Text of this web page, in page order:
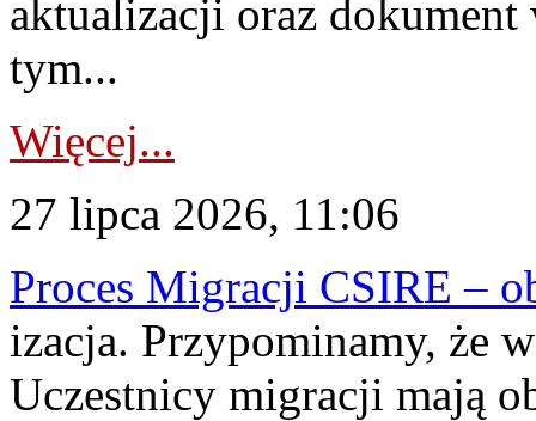
aktualizacji oraz
tym...
Więcej...
27 lipca 2026, 11:06
Proces Migracji CSIRE –
izacja. Przypominamy, że
Uczestnicy migracji mają